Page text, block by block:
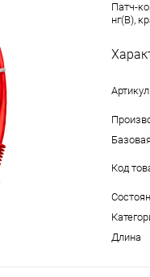
Патч-
нг(B),
Артикул
Код
Длина